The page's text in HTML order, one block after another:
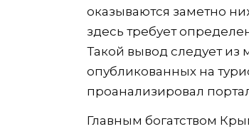
оказываются заметно
здесь требует
Такой вывод следует из
опубликованных на
проанализировал
Главным богатством